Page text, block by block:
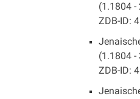
(1.1804 -
ZDB-ID:
(1.1804 -
ZDB-ID: